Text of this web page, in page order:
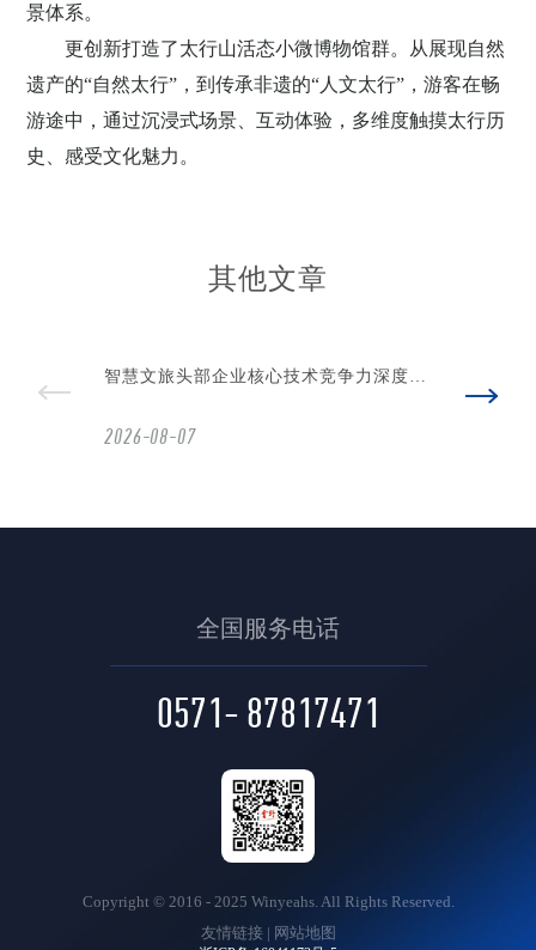
景体系。
更创新打造了太行山活态小微博物馆群。从展现自然
遗产的“自然太行”，到传承非遗的“人文太行”，游客在畅
游途中，通过沉浸式场景、互动体验，多维度触摸太行历
史、感受文化魅力。
其他文章
智慧文旅头部企业核心技术竞争力深度剖
2026-08-07
2026-08-06
从工具到生态：智慧文旅头部玩家的技术
2026年智慧旅游企业综合实力排名TOP10
全国服务电话
0571- 87817471
Copyright © 2016 - 2025 Winyeahs. All Rights Reserved.
友情链接| 网站地图